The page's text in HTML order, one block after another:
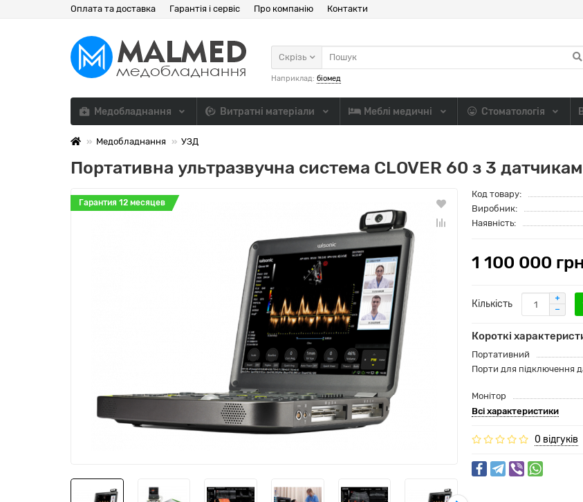
Оплата та доставка Гарантія і сервіс Про компанію Контакти
Скрізь
Наприклад: біомед
Медобладнання Витратні матеріали Меблі медичні Стоматологія
Медобладнання УЗД
Портативна ультразвучна система CLOVER 60 з 3
Гарантия 12 месяцев
Код товару:
Виробник:
Наявність:
1 100 000
Кількість
Короткі
Портативний
Порти для підключення
Монітор
Всі характеристики
0 відгуків